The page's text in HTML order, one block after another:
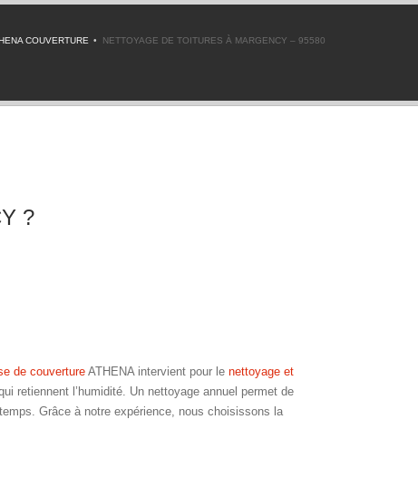
COUVERTURE NETTOYAGE DE TOITURES À MARGENCY – 95580
?
de couverture ATHENA intervient pour le nettoyage et
retiennent l’humidité. Un nettoyage annuel permet de
Grâce à notre expérience, nous choisissons la